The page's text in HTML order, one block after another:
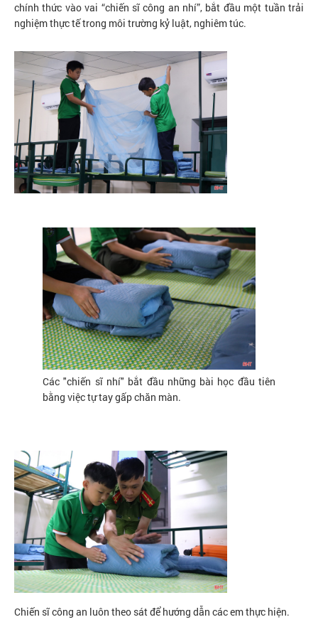
chính thức vào vai “chiến sĩ công an nhí”, bắt đầu một tuần trải
nghiệm thực tế trong môi trường kỷ luật, nghiêm túc.
Các "chiến sĩ nhí" bắt đầu những bài học đầu tiên
bằng việc tự tay gấp chăn màn.
Chiến sĩ công an luôn theo sát để hướng dẫn các em thực hiện.